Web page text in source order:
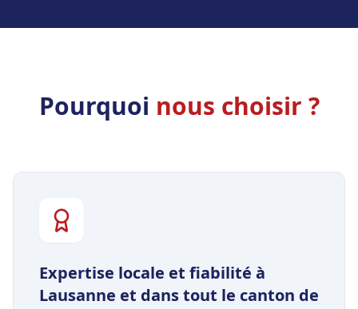
Pourquoi nous choisir ?
Expertise locale et fiabilité à
Lausanne et dans tout le canton de